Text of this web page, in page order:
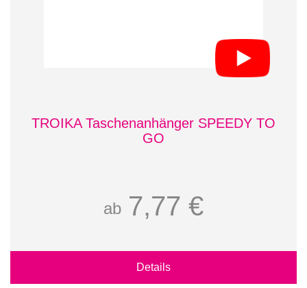
TROIKA Taschenanhänger SPEEDY TO
GO
ab 7,77 €
Details